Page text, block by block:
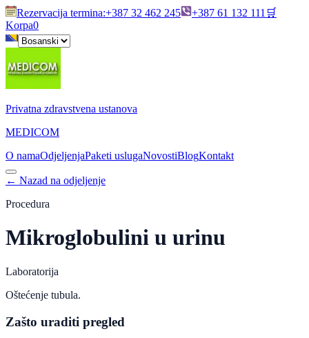
Rezervacija termina:+387 32 462 245 +387 61 132 111 🛒
Korpa0
Privatna zdravstvena ustanova
MEDICOM
O namaOdjeljenjaPaketi uslugaNovostiBlogKontakt
← Nazad na odjeljenje
Procedura
Mikroglobulini u urinu
Laboratorija
Oštećenje tubula.
Zašto uraditi pregled